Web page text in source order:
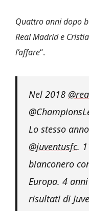
Quattro anni dopo
Real Madrid e
l’affare“.
Nel 2018
Lo stesso
@juventusfc.
bianconero
Europa. 4
risultati di